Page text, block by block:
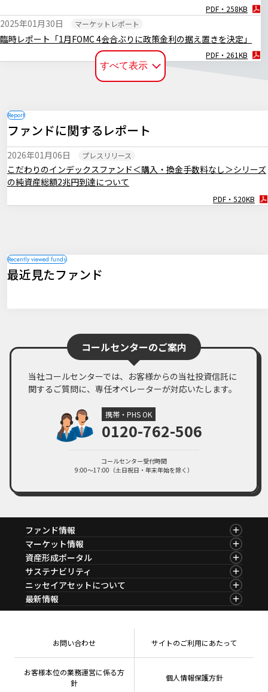
PDF・258KB
臨時レポート「1月FOMC 4会合ぶりに政策金利の据え置きを決定」
2025年01月30日 マーケットレポート
PDF・261KB
臨時レポート「日銀1月 0.50％への追加利上げを決定」
マーケットレポート
臨時レポート「日銀12月 金融政策の現状維持を決定」
2024年12月20日
PDF・255KB
臨時レポート「12月FOMC 3会合連続で利下げを決定」
2024年12月19日 マーケットレポート
2024年11月08日 マーケットレポート
臨時レポート「日銀10月 金融政策の現状維持を決定」
2024年11月01日
すべて表示
ファンドに関するレポート
こだわりのインデックスファンド＜購入・換金手数料なし＞シリーズ
の純資産総額2兆円到達について
2026年01月06日 プレスリリース
PDF・520KB
最近見たファンド
コールセンターのご案内
当社コールセンターでは、お客様からの当社投資信託に
関するご質問に、専任オペレーターが対応いたします。
携帯・PHS OK
0120-762-506
コールセンター受付時間
9:00～17:00（土日祝日・年末年始を除く）
ファンド情報
ファンド情報TOP
基準価額一覧
ファンド検索
ファンド比較
決算カレンダー
海外休日カレンダー
投資信託新商品のご案内
ちょこっと3分！ファンドシアター
有価証券届出書の効力の発生の有無について
こだわりのインデックスファンド 購入・換金手数料
なしシリーズ
確定拠出年金について
マーケット情報
マーケット情報TOP
マーケット指数
マーケットレポート
コラム
ファンドレポート
資産形成ポータル
資産形成ポータルTOP
資産形成サービス
Nダイレクト
資産形成サポート
NAMシティ
お問い合わせ
よくあるご質問
サステナビリティ
サステナビリティTOP
サステナビリティ経営
サステナブル投資
ニッセイアセットについて
ニッセイアセットについてTOP
会社情報
方針・その他開示情報
公式キャラクターのご紹介
最新情報
マーケットニュース
メディアお問い合わせ サイトのご利用にあたって
お客様本位の業務運営に係る方
針
個人情報保護方針